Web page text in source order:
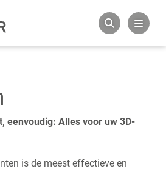
eenvoudig: Alles voor uw 3D-
is de meest effectieve en